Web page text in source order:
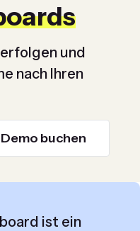
und
nach Ihren
Demo buchen
ist ein